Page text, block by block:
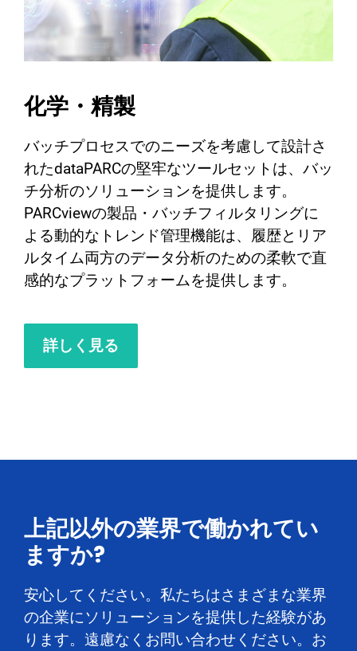
化学・精製
バッチプロセスでのニーズを考慮して設計さ
れたdataPARCの堅牢なツールセットは、バッ
チ分析のソリューションを提供します。
PARCviewの製品・バッチフィルタリングに
よる動的なトレンド管理機能は、履歴とリア
ルタイム両方のデータ分析のための柔軟で直
感的なプラットフォームを提供します。
詳しく見る
上記以外の業界で働かれてい
ますか?
安心してください。私たちはさまざまな業界
の企業にソリューションを提供した経験があ
ります。遠慮なくお問い合わせください。お